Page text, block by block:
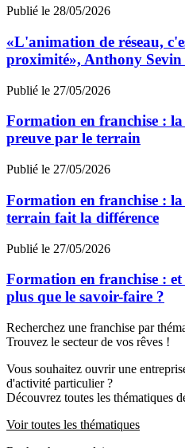
Publié le 28/05/2026
«L'animation de réseau,
proximité», Anthony
Publié le 27/05/2026
Formation en franchise :
preuve par le terrain
Publié le 27/05/2026
Formation en franchise :
terrain fait la différence
Publié le 27/05/2026
Formation en franchise :
plus que le savoir-faire ?
Recherchez une franchise par
Trouvez le secteur de vos rêves !
Vous souhaitez ouvrir une
d'activité particulier ?
Découvrez toutes les thématiques
Voir toutes les thématiques